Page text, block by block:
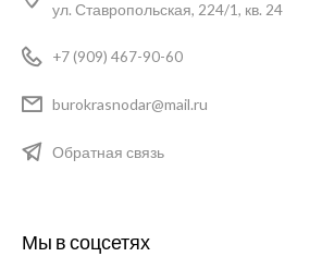
ул. Ставропольская, 224/1, кв. 24
+7 (909) 467-90-60
burokrasnodar@mail.ru
Обратная связь
Мы в соцсетях